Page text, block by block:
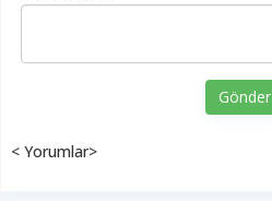
Gönder
< Yorumlar>